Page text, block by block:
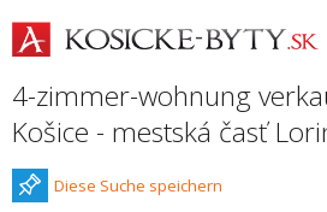
4-zimmer-wohnung
Košice - mestská časť
Diese Suche speichern